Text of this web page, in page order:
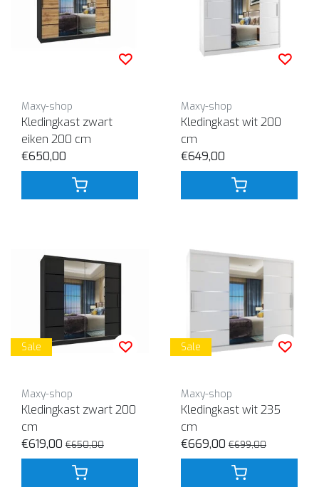
Maxy-shop
Kledingkast zwart
eiken 200 cm
€650,00
Maxy-shop
Kledingkast wit 200
cm
€649,00
Sale
Maxy-shop
Kledingkast zwart 200
cm
€619,00 €650,00
Sale
Maxy-shop
Kledingkast wit 235
cm
€669,00 €699,00